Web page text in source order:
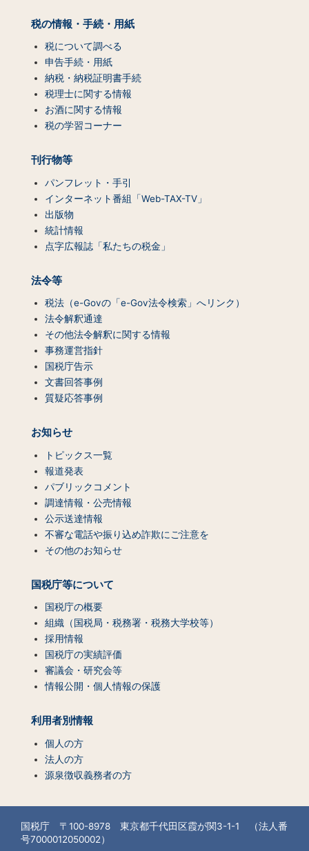
税の情報・手続・用紙
税について調べる
申告手続・用紙
納税・納税証明書手続
税理士に関する情報
お酒に関する情報
税の学習コーナー
刊行物等
パンフレット・手引
インターネット番組「Web-TAX-TV」
出版物
統計情報
点字広報誌「私たちの税金」
法令等
税法（e-Govの「e-Gov法令検索」へリンク）
法令解釈通達
その他法令解釈に関する情報
事務運営指針
国税庁告示
文書回答事例
質疑応答事例
お知らせ
トピックス一覧
報道発表
パブリックコメント
調達情報・公売情報
公示送達情報
不審な電話や振り込め詐欺にご注意を
その他のお知らせ
国税庁等について
国税庁の概要
組織（国税局・税務署・税務大学校等）
採用情報
国税庁の実績評価
審議会・研究会等
情報公開・個人情報の保護
利用者別情報
個人の方
法人の方
源泉徴収義務者の方
国税庁 〒100-8978 東京都千代田区霞が関3-1-1 （法人番
号7000012050002）